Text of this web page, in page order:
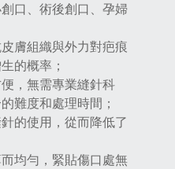
口、術後創口、孕婦
膚組織與外力對疤痕
的概率；
，無需專業縫針科
難度和處理時間；
的使用，從而降低了
均勻，緊貼傷口處無